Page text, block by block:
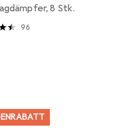
8 Stk.
96